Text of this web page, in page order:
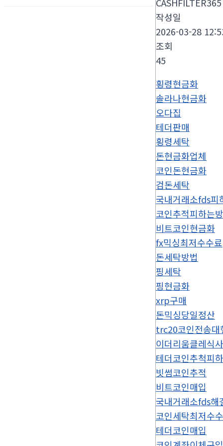
작성일
2026-03-28
조회
45
횡령현금화
솔라나현금화
오다집
테더판매
횡령세탁
돈현금화업체
코인돈현금화
검돈세탁
국내거래소fds피
코인추적피하는
비트코인현금화
fx믹싱최저수수료
돈세탁방법
핑세탁
핑현금화
xrp구매
돈믹싱당일정산
trc20코인전송대
이더리움클레식
테더코인추척피
빗썸코인추적
비트코인매입
국내거래소fds해
코인세탁최저수
테더코인매입